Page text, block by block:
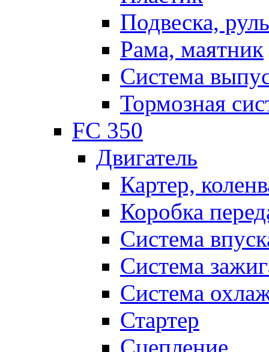
Подвеска, руль
Рама, маятник
Система
Тормозная
FC 350
Двигатель
Картер,
Коробка
Система
Система
Система
Стартер
Сцепление